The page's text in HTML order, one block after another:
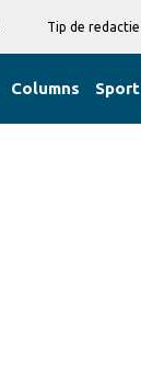
Tip de redactie
Columns Sport